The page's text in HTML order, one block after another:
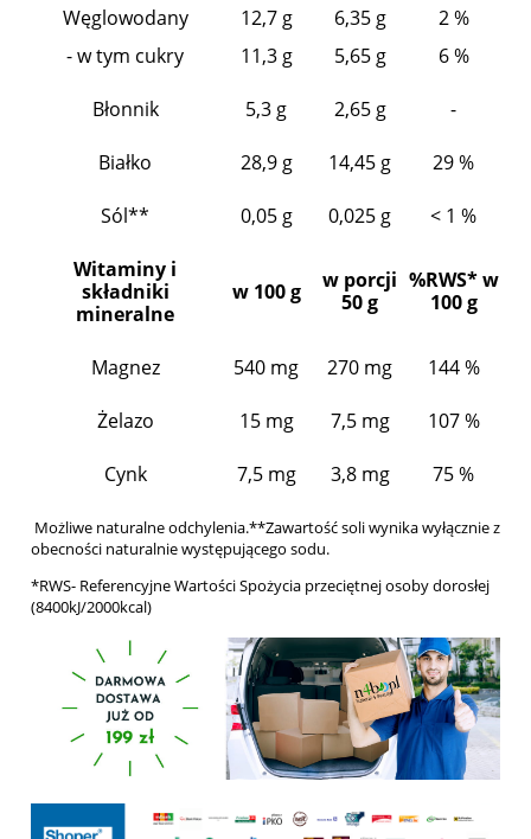
Węglowodany
- w tym cukry
12,7 g
11,3 g
6,35 g
5,65 g
2 %
6 %
Błonnik 5,3 g 2,65 g -
Białko 28,9 g 14,45 g 29 %
Sól** 0,05 g 0,025 g < 1 %
Witaminy i
składniki
mineralne
w 100 g
w porcji
50 g
%RWS* w
100 g
Magnez 540 mg 270 mg 144 %
Żelazo 15 mg 7,5 mg 107 %
Cynk 7,5 mg 3,8 mg 75 %
Możliwe naturalne odchylenia.**Zawartość soli wynika wyłącznie z
obecności naturalnie występującego sodu.
*RWS- Referencyjne Wartości Spożycia przeciętnej osoby dorosłej
(8400kJ/2000kcal)